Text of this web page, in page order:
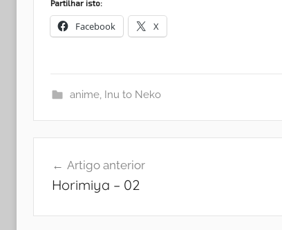
Partilhar isto:
Facebook X
anime, Inu to Neko
Artigo anterior
Horimiya – 02